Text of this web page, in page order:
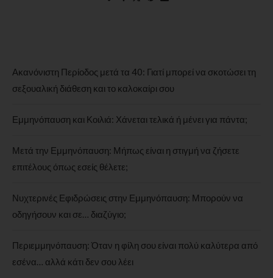
Ακανόνιστη Περίοδος μετά τα 40: Γιατί μπορεί να σκοτώσει τη
σεξουαλική διάθεση και το καλοκαίρι σου
Εμμηνόπαυση και Κοιλιά: Χάνεται τελικά ή μένει για πάντα;
Μετά την Εμμηνόπαυση: Μήπως είναι η στιγμή να ζήσετε
επιτέλους όπως εσείς θέλετε;
Νυχτερινές Εφιδρώσεις στην Εμμηνόπαυση: Μπορούν να
οδηγήσουν και σε… διαζύγιο;
Περιεμμηνόπαυση: Όταν η φίλη σου είναι πολύ καλύτερα από
εσένα… αλλά κάτι δεν σου λέει